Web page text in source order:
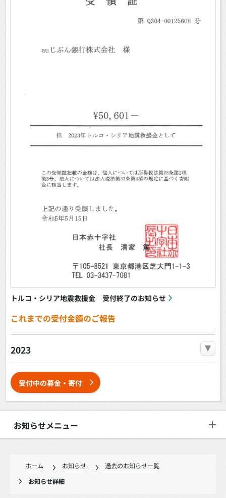
トルコ・シリア地震救援金 受付終了のお知らせ
これまでの受付金額のご報告
2023
受付中の募金・寄付
お知らせメニュー
ホーム お知らせ
過去のお知らせ一覧
お知らせ詳細